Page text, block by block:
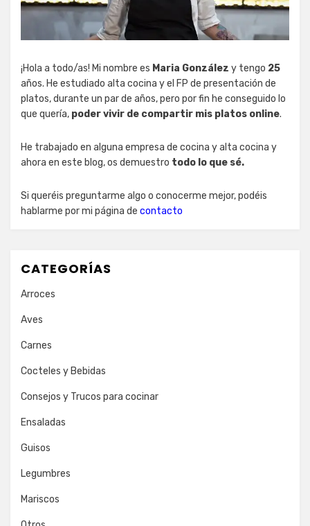
¡Hola a todo/as! Mi nombre es Maria González y tengo 25
años. He estudiado alta cocina y el FP de presentación de
platos, durante un par de años, pero por fin he conseguido lo
que quería, poder vivir de compartir mis platos online.
He trabajado en alguna empresa de cocina y alta cocina y
ahora en este blog, os demuestro todo lo que sé.
Si queréis preguntarme algo o conocerme mejor, podéis
hablarme por mi página de contacto
CATEGORÍAS
Arroces
Aves
Carnes
Cocteles y Bebidas
Consejos y Trucos para cocinar
Ensaladas
Guisos
Legumbres
Mariscos